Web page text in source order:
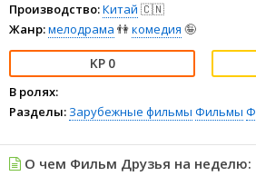
Производство:Китай 🇨🇳
Жанр:мелодрама 👫комедия 🤪
0
В ролях:
Разделы: Зарубежные фильмы Фильмы
О чем Фильм Друзья на неделю: